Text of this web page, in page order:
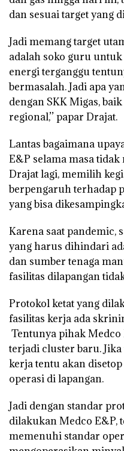
dan sesuai target yang
Jadi memang target
adalah soko guru untuk
energi terganggu
bermasalah. Jadi apa
dengan SKK Migas,
regional,’’ papar Drajat.
Lantas bagaimana
E&P selama masa
Drajat lagi, memilih
berpengaruh terhadap
yang bisa
Karena saat pandemic,
yang harus dihindari
dan sumber tenaga
fasilitas dilapangan
Protokol ketat yang
fasilitas kerja ada
Tentunya pihak
terjadi cluster baru.
kerja tentu akan
operasi di lapangan.
Jadi dengan standar
dilakukan Medco E&P,
memenuhi standar